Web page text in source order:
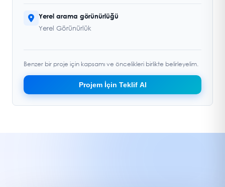
Yerel arama görünürlüğü
Yerel Görünürlük
Benzer bir proje için kapsamı ve öncelikleri birlikte belirleyelim.
Projem İçin Teklif Al